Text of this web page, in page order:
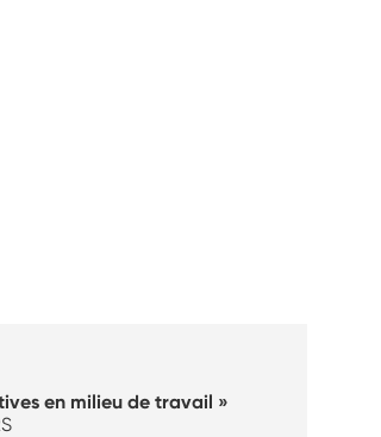
en milieu de travail »